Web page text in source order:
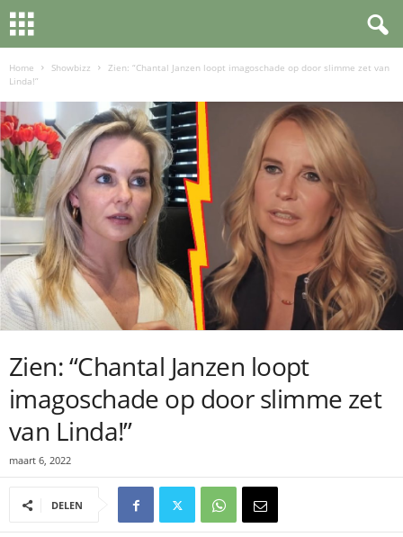
Home Showbizz
Zien: “Chantal Janzen loopt imagoschade op door slimme zet van
Linda!”
Zien: “Chantal Janzen loopt
imagoschade op door slimme zet
van Linda!”
maart 6, 2022
DELEN